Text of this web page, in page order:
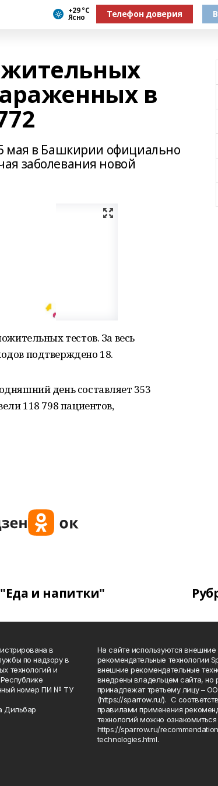
+29 °С
Ясно Телефон доверия
в
мая в Башкирии официально
заболевания новой
тестов. За весь
подтверждено 18.
день составляет 353
118 798 пациентов,
и напитки"
в
по надзору в
технологий и
номер ПИ № ТУ
Дильбар
На сайте используются внешние
рекомендательные технологии
внешние рекомендательные
внедрены владельцем сайта, но
принадлежат третьему лицу –
(https://sparrow.ru/). С
правилами применения
технологий можно ознакомиться
https://sparrow.ru/
technologies.html.